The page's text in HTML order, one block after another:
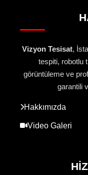
Vizyon Tesisat,
tespiti, robotlu
görüntüleme ve
garantili
Hakkımızda
Video Galeri